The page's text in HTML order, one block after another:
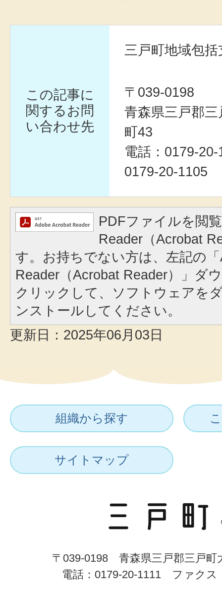
この記事に
関するお問
い合わせ先
三戸町地域包
〒039-0198
青森県三戸郡
町43
電話：0179-
0179-20-1105
PDFファイルを閲
Reader（Acrobat
す。お持ちでない方は、左記の
Reader（Acrobat Reader）」ダ
クリックして、ソフトウェアを
ンストールしてください。
更新日：2025年06月03日
組織から探す
サイトマップ
〒039-0198 青森県三戸郡三戸町
電話：0179-20-1111 ファクス